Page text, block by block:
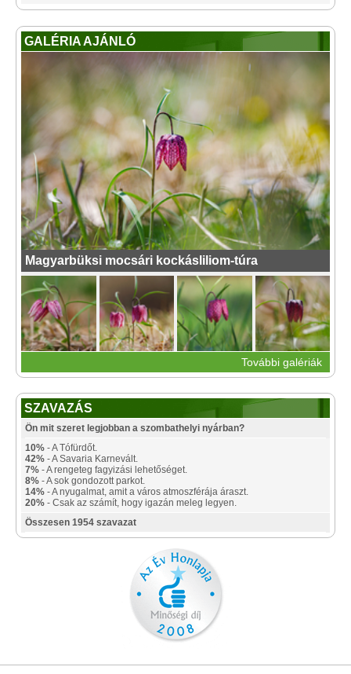
GALÉRIA AJÁNLÓ
Magyarbüksi mocsári kockásliliom-túra
További galériák
SZAVAZÁS
Ön mit szeret legjobban a szombathelyi nyárban?
10% - A Tófürdőt.
42% - A Savaria Karnevált.
7% - A rengeteg fagyizási lehetőséget.
8% - A sok gondozott parkot.
14% - A nyugalmat, amit a város atmoszférája áraszt.
20% - Csak az számít, hogy igazán meleg legyen.
Összesen 1954 szavazat